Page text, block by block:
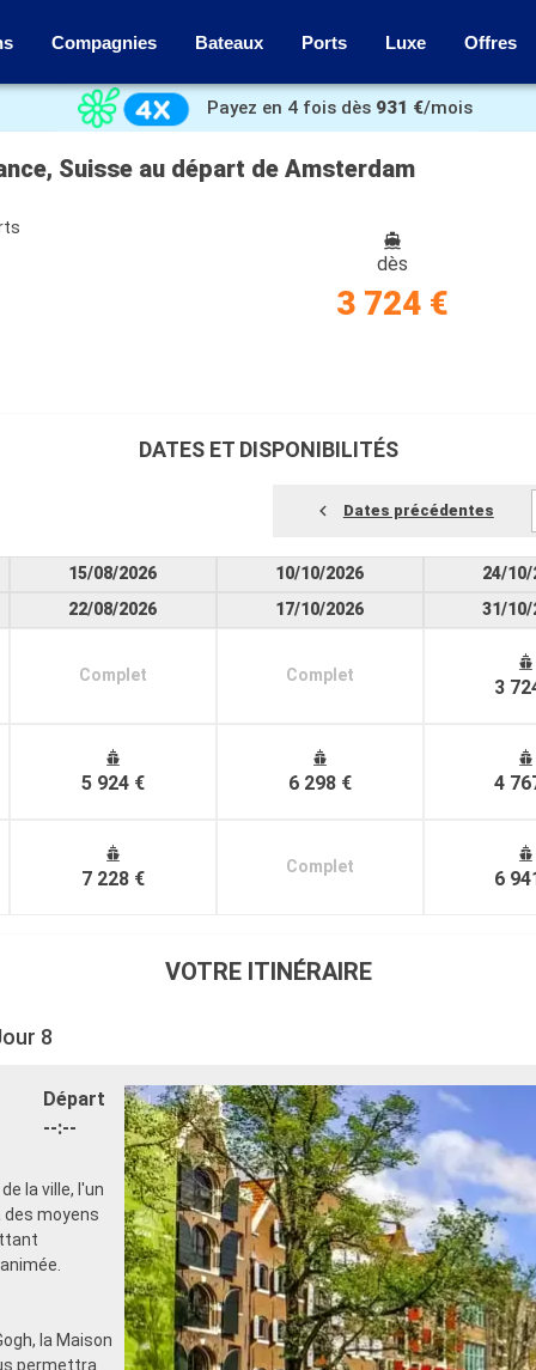
Compagnies Bateaux Ports Luxe Offres
Payez en 4 fois dès 931 €/mois
Suisse au départ de Amsterdam
dès
3 724 €
DATES ET DISPONIBILITÉS
Dates précédentes
15/08/2026
22/08/2026
Complet
5 924 €
7 228 €
10/10/2026
17/10/2026
Complet
6 298 €
Complet
24/10/
31/10/
3
4
6
VOTRE ITINÉRAIRE
8
Départ
--:--
la ville, l'un
moyens
la Maison
permettra